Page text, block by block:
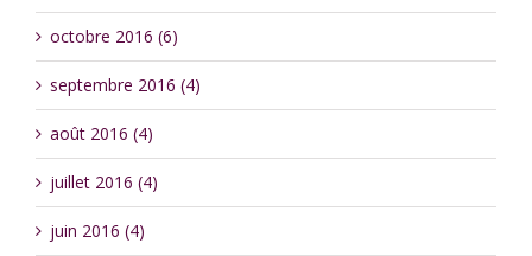
octobre 2016 (6)
septembre 2016 (4)
août 2016 (4)
juillet 2016 (4)
juin 2016 (4)